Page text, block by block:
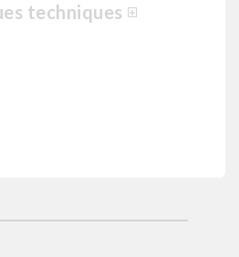
techniques